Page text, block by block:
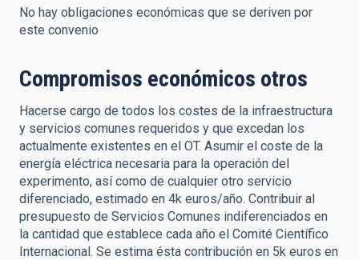
No hay obligaciones económicas que se deriven por
este convenio
Compromisos económicos otros
Hacerse cargo de todos los costes de la infraestructura
y servicios comunes requeridos y que excedan los
actualmente existentes en el OT. Asumir el coste de la
energía eléctrica necesaria para la operación del
experimento, así como de cualquier otro servicio
diferenciado, estimado en 4k euros/año. Contribuir al
presupuesto de Servicios Comunes indiferenciados en
la cantidad que establece cada año el Comité Científico
Internacional. Se estima ésta contribución en 5k euros en